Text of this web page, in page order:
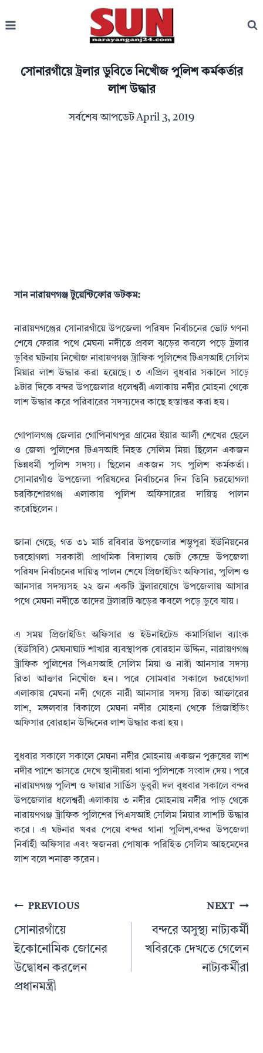
to
সোনারগাঁয়ে ট্রলার ডুবিতে নিখোঁজ পুলিশ কর্মকর্তার
লাশ উদ্ধার
সর্বশেষ আপডেটApril 3, 2019
সান নারায়ণগঞ্জ টুয়েন্টিফোর ডটকম:
নারায়ণগঞ্জের সোনারগাঁয়ে উপজেলা পরিষদ নির্বাচনের ভোট গণনা
শেষে ফেরার পথে মেঘনা নদীতে প্রবল ঝড়ের কবলে পড়ে ট্রলার
ডুবির ঘটনায় নিখোঁজ নারায়ণগঞ্জ ট্রাফিক পুলিশের টিএসআই সেলিম
মিয়ার লাশ উদ্ধার করা হয়েছে। ৩ এপ্রিল বুধবার সকালে সাড়ে
৯টার দিকে বন্দর উপজেলার ধলেশ্বরী এলাকায় নদীর মোহনা থেকে
লাশ উদ্ধার করে পরিবারের সদস্যদের কাছে হস্তান্তর করা হয়।
গোপালগঞ্জ জেলার গোপিনাথপুর গ্রামের ইয়ার আলী শেখের ছেলে
ও জেলা পুলিশের টিএসআই নিহত সেলিম মিয়া ছিলেন একজন
ভিন্নধর্মী পুলিশ সদস্য। ছিলেন একজন সৎ পুলিশ কর্মকর্তা।
সোনারগাঁও উপজেলা পরিষদের নির্বাচনের দিন তিনি চরহোগলা
চরকিশোরগঞ্জ এলাকায় পুলিশ অফিসারের দায়িত্ব পালন
করেছিলেন।
জানা গেছে, গত ৩১ মার্চ রবিবার উপজেলার শম্ভুপুরা ইউনিয়নের
চরহোগলা সরকারী প্রাথমিক বিদ্যালয় ভোট কেন্দ্রে উপজেলা
পরিষদ নির্বাচনের দায়িত্ব পালন শেষে প্রিজাইডিং অফিসার, পুলিশ ও
আনসার সদস্যসহ ২২ জন একটি ট্রলারযোগে উপজেলায় আসার
পথে মেঘনা নদীতে তাদের ট্রলারটি ঝড়ের কবলে পড়ে ডুবে যায়।
এ সময় প্রিজাইডিং অফিসার ও ইউনাইটেড কমার্সিয়াল ব্যাংক
(ইউসিবি) মেঘনাঘাট শাখার ব্যবস্থাপক বোরহান উদ্দিন, নারায়ণগঞ্জ
ট্রাফিক পুলিশের পিএসআই সেলিম মিয়া ও নারী আনসার সদস্য
রিতা আক্তার নিখোঁজ হন। পরে সোমবার সকালে চরহোগলা
এলাকায় মেঘনা নদী থেকে নারী আনসার সদস্য রিতা আক্তারের
লাশ, মঙ্গলবার বিকালে মেঘনা নদীর মোহনা থেকে প্রিজাইডিং
অফিসার বোরহান উদ্দিনের লাশ উদ্ধার করা হয়।
বুধবার সকালে সকালে মেঘনা নদীর মোহনায় একজন পুরুষের লাশ
নদীর পাশে ভাসতে দেখে স্থানীয়রা থানা পুলিশকে সংবাদ দেয়। পরে
নারায়ণগঞ্জ পুলিশ ও ফায়ার সার্ভিস ডুবুরী দল বুধবার সকালে বন্দর
উপজেলার ধলেশ্বরী এলাকায় ৩ নদীর মোহনায় নদীর পাড় থেকে
নারায়ণগঞ্জ ট্রাফিক পুলিশের পিএসআই সেলিম মিয়ার লাশটি উদ্ধার
করে। এ ঘটনার খবর পেয়ে বন্দর থানা পুলিশ,বন্দর উপজেলা
নির্বাহী অফিসার এবং স্বজনরা পোষাক পরিহিত সেলিম আহমেদের
লাশ বলে শনাক্ত করেন।
PostPREVIOUS
সোনারগাঁয়ে
ইকোনোমিক জোনের
উদ্বোধন করলেন
প্রধানমন্ত্রী
NEXT
বন্দরে অসুস্থ্য নাট্যকর্মী
খবিরকে দেখতে গেলেন
নাট্যকর্মীরা